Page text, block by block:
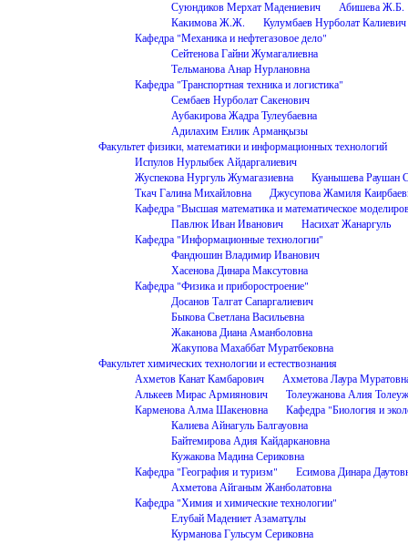
Суюндиков Мерхат Мадениевич
Абишева Ж.Б.
Какимова Ж.Ж.
Кулумбаев Нурболат Калиевич
Кафедра "Механика и нефтегазовое дело"
Сейтенова Гайни Жумагалиевна
Тельманова Анар Нурлановна
Кафедра "Транспортная техника и логистика"
Сембаев Нурболат Сакенович
Аубакирова Жадра Тулеубаевна
Адилахим Енлик Арманқызы
Факультет физики, математики и информационных технологий
Испулов Нурлыбек Айдаргалиевич
Жуспекова Нургуль Жумагазиевна
Куанышева Раушан
Ткач Галина Михайловна
Джусупова Жамиля
Кафедра "Высшая математика и математическое
Павлюк Иван Иванович
Насихат Жанаргуль
Кафедра "Информационные технологии"
Фандюшин Владимир Иванович
Хасенова Динара Максутовна
Кафедра "Физика и приборостроение"
Досанов Талгат Сапаргалиевич
Быкова Светлана Васильевна
Жаканова Диана Аманболовна
Жакупова Махаббат Муратбековна
Факультет химических технологии и естествознания
Ахметов Канат Камбарович
Ахметова Лаура
Алькеев Мирас Армиянович
Толеужанова Алия
Карменова Алма Шакеновна
Кафедра "Биология и
Калиева Айнагуль Балгауовна
Байтемирова Адия Кайдаркановна
Кужакова Мадина Сериковна
Кафедра "География и туризм"
Есимова Динара
Ахметова Айганым Жанболатовна
Кафедра "Химия и химические технологии"
Елубай Мадениет Азаматұлы
Курманова Гульсум Сериковна